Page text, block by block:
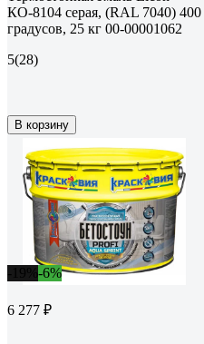
КО-8104 серая, (RAL 7040) 400
градусов, 25 кг 00-00001062
5(28)
В корзину
-6%
6 277 ₽